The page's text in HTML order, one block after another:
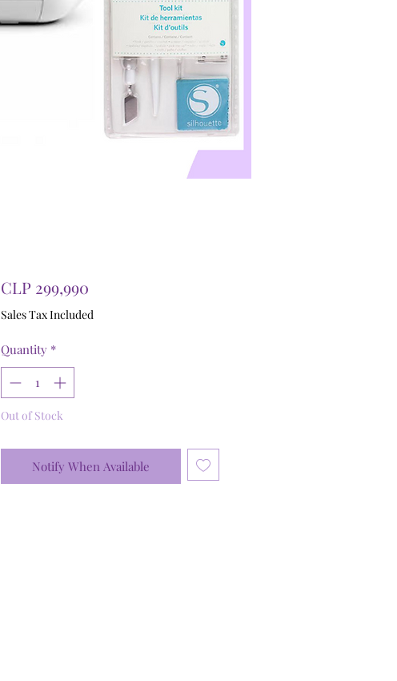
CLP 299,990Price
Sales Tax Included
Quantity *
Out of Stock
Notify When Available